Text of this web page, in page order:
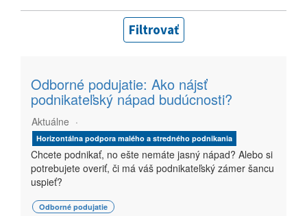
Filtrovať
Odborné podujatie: Ako nájsť
podnikateľský nápad budúcnosti?
Aktuálne
Horizontálna podpora malého a stredného podnikania
Chcete podnikať, no ešte nemáte jasný nápad? Alebo si
potrebujete overiť, či má váš podnikateľský zámer šancu
uspieť?
Odborné podujatie